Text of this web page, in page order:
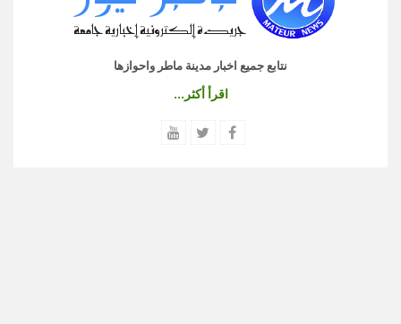
نتابع جميع اخبار مدينة ماطر واحوازها
اقرأ أكثر...